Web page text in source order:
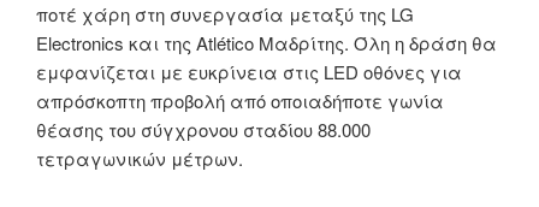
ποτέ χάρη στη συνεργασία μεταξύ της LG
Electronics και της Atlético Μαδρίτης. Όλη η δράση θα
εμφανίζεται με ευκρίνεια στις LED οθόνες για
απρόσκοπτη προβολή από οποιαδήποτε γωνία
θέασης του σύγχρονου σταδίου 88.000
τετραγωνικών μέτρων.